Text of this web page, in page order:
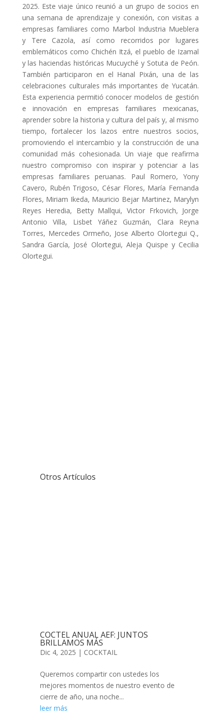
2025. Este viaje único reunió a un grupo de socios en
una semana de aprendizaje y conexión, con visitas a
empresas familiares como Marbol Industria Mueblera
y Tere Cazola, así como recorridos por lugares
emblemáticos como Chichén Itzá, el pueblo de Izamal
y las haciendas históricas Mucuyché y Sotuta de Peón.
También participaron en el Hanal Pixán, una de las
celebraciones culturales más importantes de Yucatán.
Esta experiencia permitió conocer modelos de gestión
e innovación en empresas familiares mexicanas,
aprender sobre la historia y cultura del país y, al mismo
tiempo, fortalecer los lazos entre nuestros socios,
promoviendo el intercambio y la construcción de una
comunidad más cohesionada. Un viaje que reafirma
nuestro compromiso con inspirar y potenciar a las
empresas familiares peruanas. Paul Romero, Yony
Cavero, Rubén Trigoso, César Flores, María Fernanda
Flores, Miriam Ikeda, Mauricio Bejar Martinez, Marylyn
Reyes Heredia, Betty Mallqui, Victor Frkovich, Jorge
Antonio Villa, Lisbet Yáñez Guzmán, Clara Reyna
Torres, Mercedes Ormeño, Jose Alberto Olortegui Q.,
Sandra García, José Olortegui, Aleja Quispe y Cecilia
Olortegui.
Otros Artículos
COCTEL ANUAL AEF: JUNTOS
BRILLAMOS MÁS
Dic 4, 2025 | COCKTAIL
Queremos compartir con ustedes los
mejores momentos de nuestro evento de
cierre de año, una noche...
leer más